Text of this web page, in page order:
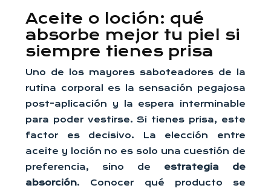
Aceite o loción: qué
absorbe mejor tu piel si
siempre tienes prisa
Uno de los mayores saboteadores de la
rutina corporal es la sensación pegajosa
post-aplicación y la espera interminable
para poder vestirse. Si tienes prisa, este
factor es decisivo. La elección entre
aceite y loción no es solo una cuestión de
preferencia, sino de estrategia de
absorción. Conocer qué producto se